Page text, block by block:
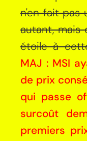
n'en fait pas
autant, mais
étoile à
MAJ : MSI
de prix
qui passe
surcoût
premiers